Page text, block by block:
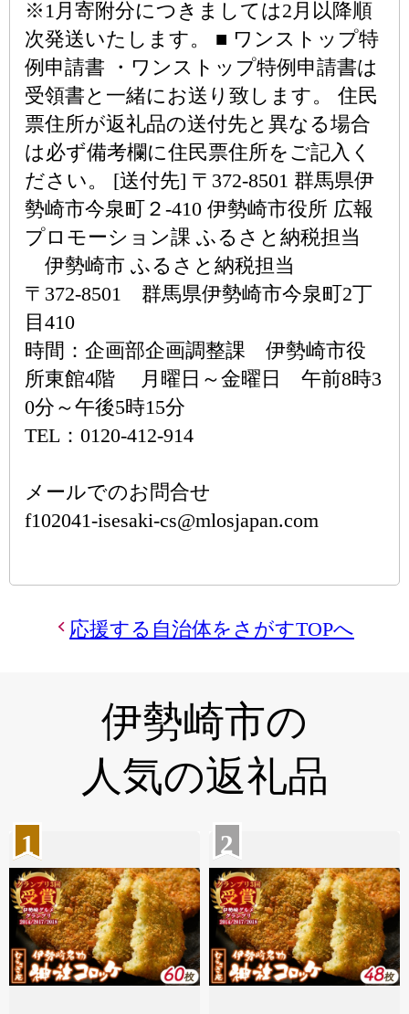
※1月寄附分につきましては2月以降順
次発送いたします。 ■ ワンストップ特
例申請書 ・ワンストップ特例申請書は
受領書と一緒にお送り致します。 住民
票住所が返礼品の送付先と異なる場合
は必ず備考欄に住民票住所をご記入く
ださい。 [送付先] 〒372-8501 群馬県伊
勢崎市今泉町２-410 伊勢崎市役所 広報
プロモーション課 ふるさと納税担当
伊勢崎市 ふるさと納税担当
〒372-8501 群馬県伊勢崎市今泉町2丁
目410
時間：企画部企画調整課 伊勢崎市役
所東館4階 月曜日～金曜日 午前8時3
0分～午後5時15分
TEL：0120-412-914
メールでのお問合せ
f102041-isesaki-cs@mlosjapan.com
応援する自治体をさがすTOPへ
伊勢崎市の
人気の返礼品
1 2